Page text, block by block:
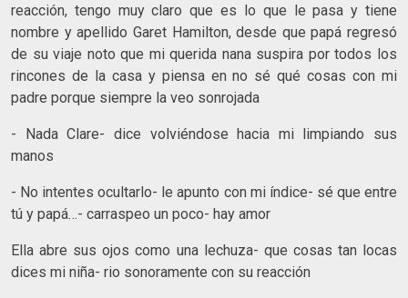
reacción, tengo muy claro que es lo que le pasa y tiene
nombre y apellido Garet Hamilton, desde que papá regresó
de su viaje noto que mi querida nana suspira por todos los
rincones de la casa y piensa en no sé qué cosas con mi
padre porque siempre la veo sonrojada
- Nada Clare- dice volviéndose hacia mi limpiando sus
manos
- No intentes ocultarlo- le apunto con mi índice- sé que entre
tú y papá…- carraspeo un poco- hay amor
Ella abre sus ojos como una lechuza- que cosas tan locas
dices mi niña- rio sonoramente con su reacción